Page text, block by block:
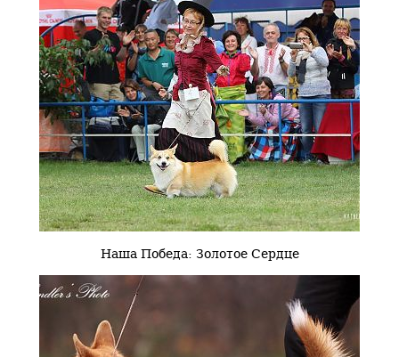
Наша Победа: Золотое Сердце